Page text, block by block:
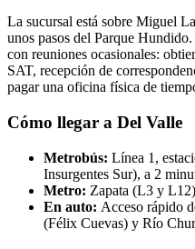
La sucursal está sobre Miguel
unos pasos del Parque
con reuniones ocasionales:
SAT, recepción de
pagar una oficina física de
Cómo llegar a Del Valle
Metrobús: Línea 1,
Insurgentes Sur), a 2
Metro: Zapata (L3 y
En auto: Acceso rápido
(Félix Cuevas) y Río